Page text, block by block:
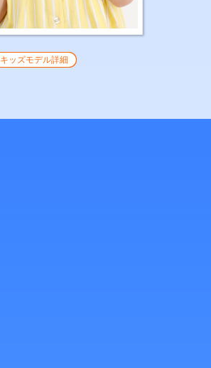
キッズモデル詳細